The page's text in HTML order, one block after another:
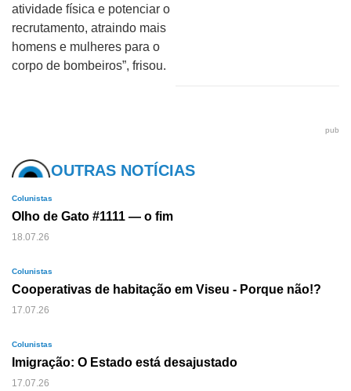
atividade física e potenciar o
recrutamento, atraindo mais
homens e mulheres para o
corpo de bombeiros”, frisou.
pub
OUTRAS NOTÍCIAS
Colunistas
Olho de Gato #1111 — o fim
18.07.26
Colunistas
Cooperativas de habitação em Viseu - Porque não!?
17.07.26
Colunistas
Imigração: O Estado está desajustado
17.07.26